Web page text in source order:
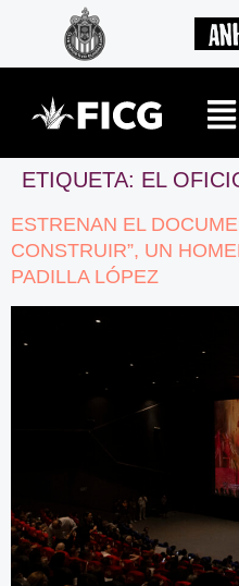
ETIQUETA: EL
ESTRENAN EL
CONSTRUIR”, UN
PADILLA LÓPEZ